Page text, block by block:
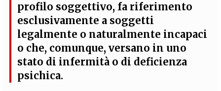
profilo soggettivo, fa riferimento
esclusivamente a soggetti
legalmente o naturalmente incapaci
o che, comunque, versano in uno
stato di infermità o di deficienza
psichica.